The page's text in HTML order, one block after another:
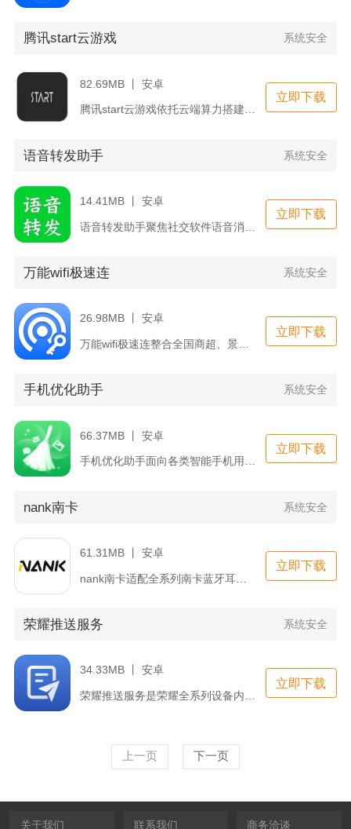
腾讯start云游戏 系统安全
82.69MB 丨 安卓
腾讯start云游戏依托云端算力搭建线上游戏游玩渠道，覆盖端...
立即下载
语音转发助手 系统安全
14.41MB 丨 安卓
立即下载
万能wifi极速连 系统安全
26.98MB 丨 安卓
万能wifi极速连整合全国商超、景区、交通枢纽公共WiFi热...
立即下载
手机优化助手 系统安全
66.37MB 丨 安卓
手机优化助手面向各类智能手机用户打造综合设备管理工具，整合空...
立即下载
nank南卡 系统安全
61.31MB 丨 安卓
nank南卡适配全系列南卡蓝牙耳机，是配套设备的综合管控工具...
立即下载
荣耀推送服务 系统安全
34.33MB 丨 安卓
立即下载
上一页 下一页
关于我们 联系我们 商务洽谈